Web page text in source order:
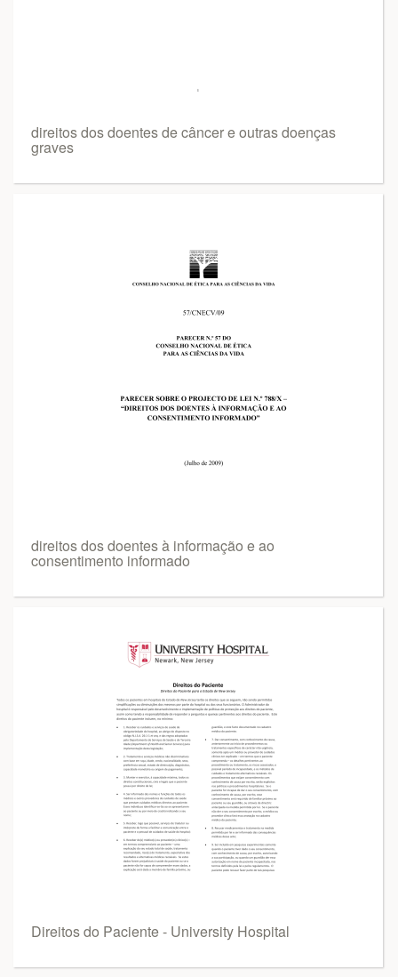
direitos dos doentes de câncer e outras doenças
graves
direitos dos doentes à informação e ao
consentimento informado
Direitos do Paciente - University Hospital